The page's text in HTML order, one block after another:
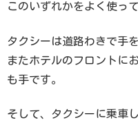
このいずれかをよく使っ
タクシーは道路わきで手
またホテルのフロントに
も手です。
そして、タクシーに乗車